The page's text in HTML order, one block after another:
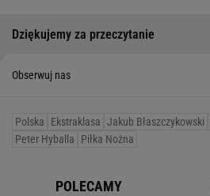
Dziękujemy za przeczytanie
Obserwuj nas
Polska Ekstraklasa Jakub Błaszczykowski
Peter Hyballa
Piłka Nożna
POLECAMY